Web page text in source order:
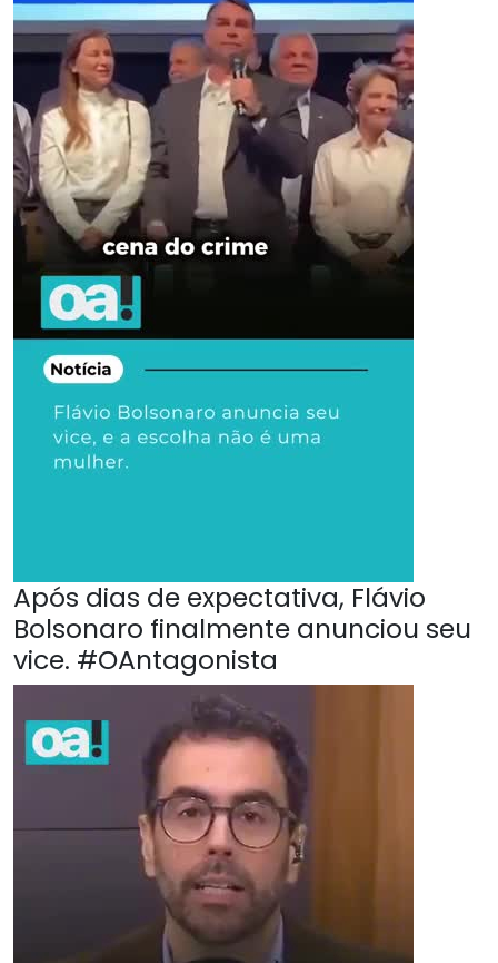
Após dias de expectativa, Flávio
Bolsonaro finalmente anunciou seu
vice. #OAntagonista